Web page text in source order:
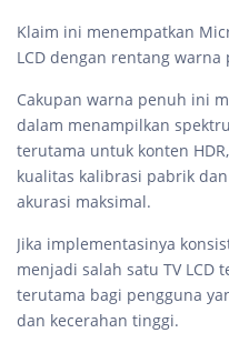
Klaim ini menempatkan
LCD dengan rentang
Cakupan warna penuh ini
dalam menampilkan
terutama untuk konten
kualitas kalibrasi pabrik
akurasi maksimal.
Jika implementasinya
menjadi salah satu TV LCD
terutama bagi pengguna
dan kecerahan tinggi.